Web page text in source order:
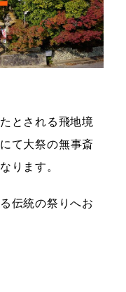
とされる飛地境
にて大祭の無事斎
ります。
伝統の祭りへお